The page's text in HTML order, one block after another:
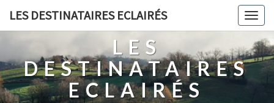
LES DESTINATAIRES ECLAIRÉS
LES
DESTINATAIRES
ECLAIRÉS